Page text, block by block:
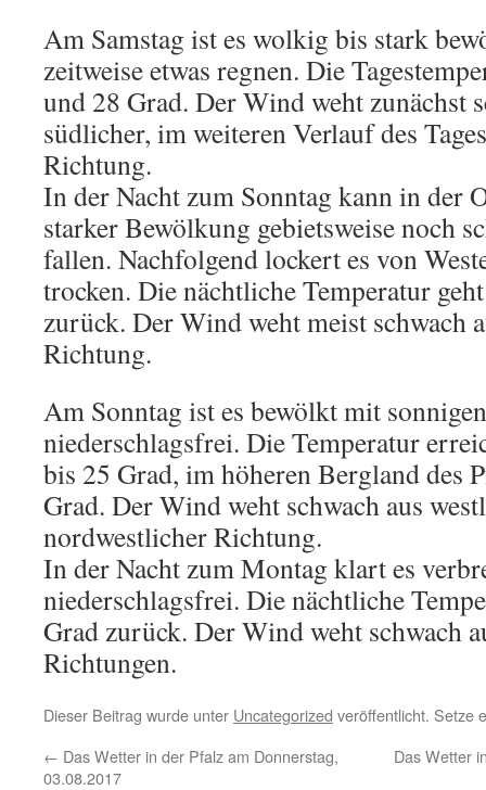
Am Samstag ist es wolkig bis stark
zeitweise etwas regnen. Die
und 28 Grad. Der Wind weht zunächst
südlicher, im weiteren Verlauf des
Richtung.
In der Nacht zum Sonntag kann in der
starker Bewölkung gebietsweise noch
fallen. Nachfolgend lockert es von
trocken. Die nächtliche Temperatur
zurück. Der Wind weht meist schwach
Richtung.
Am Sonntag ist es bewölkt mit
niederschlagsfrei. Die Temperatur
bis 25 Grad, im höheren Bergland des
Grad. Der Wind weht schwach aus
nordwestlicher Richtung.
In der Nacht zum Montag klart es
niederschlagsfrei. Die nächtliche
Grad zurück. Der Wind weht schwach
Richtungen.
Dieser Beitrag wurde unter Uncategorized veröffentlicht. Setze
← Das Wetter in der Pfalz am Donnerstag,
03.08.2017
Das Wetter